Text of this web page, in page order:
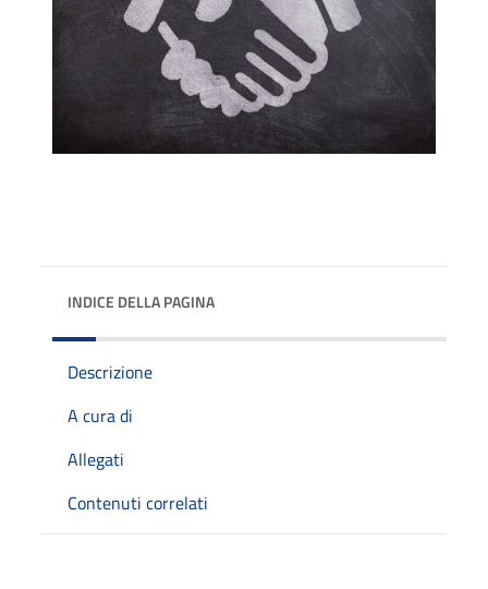
INDICE DELLA PAGINA
Descrizione
A cura di
Allegati
Contenuti correlati